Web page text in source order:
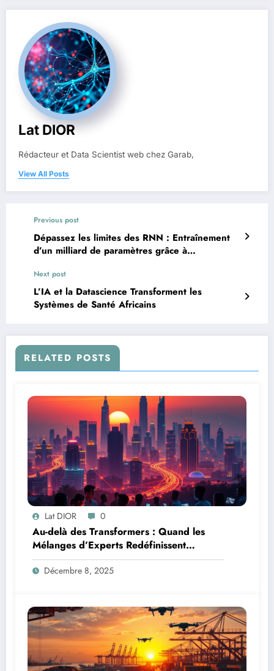
Lat DIOR
Rédacteur et Data Scientist web chez Garab,
View All Posts
Previous post
Dépassez les limites des RNN : Entraînement
d’un milliard de paramètres grâce à
Next post
L’IA et la Datascience Transforment les
Systèmes de Santé Africains
RELATED POSTS
Lat DIOR 0
Au-delà des Transformers : Quand les
Mélanges d’Experts Redéfinissent
l’Efficacité de l’IA
Décembre 8, 2025